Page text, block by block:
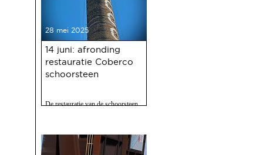
28 mei 2025
14 juni: afronding
restauratie Coberco
schoorsteen
De restauratie van de schoorsteen